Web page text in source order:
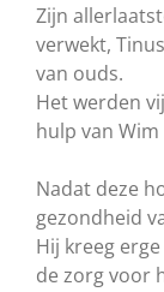
Zijn
verwekt,
van ouds.
Het werden
hulp van
Nadat deze
gezondheid
Hij kreeg
de zorg voor